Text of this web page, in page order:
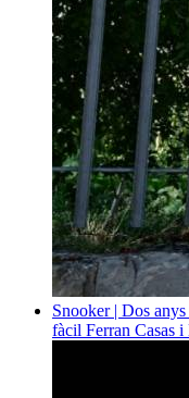
Snooker | Dos
fàcil Ferran Casas